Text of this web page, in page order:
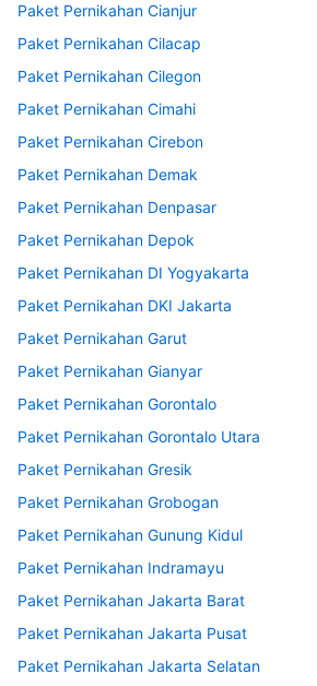
Paket Pernikahan Cianjur
Paket Pernikahan Cilacap
Paket Pernikahan Cilegon
Paket Pernikahan Cimahi
Paket Pernikahan Cirebon
Paket Pernikahan Demak
Paket Pernikahan Denpasar
Paket Pernikahan Depok
Paket Pernikahan DI Yogyakarta
Paket Pernikahan DKI Jakarta
Paket Pernikahan Garut
Paket Pernikahan Gianyar
Paket Pernikahan Gorontalo
Paket Pernikahan Gorontalo Utara
Paket Pernikahan Gresik
Paket Pernikahan Grobogan
Paket Pernikahan Gunung Kidul
Paket Pernikahan Indramayu
Paket Pernikahan Jakarta Barat
Paket Pernikahan Jakarta Pusat
Paket Pernikahan Jakarta Selatan